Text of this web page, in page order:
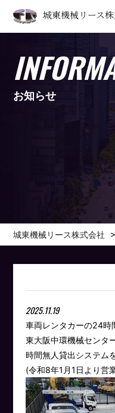
城東機械リース
お知らせ
城東機械リース株式会社 >
2025.11.19
車両レンタカーの24時
東大阪中環機械センタ
時間無人貸出システム
(令和8年1月1日より営